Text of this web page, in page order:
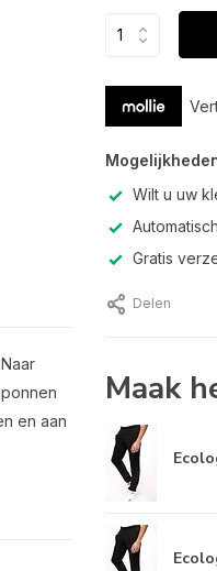
en aan
Wilt u uw
Gratis
Delen
Maak